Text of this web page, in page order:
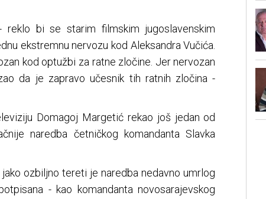
bi se starim filmskim jugoslavenskim
ekstremnu nervozu kod Aleksandra Vučića.
kod optužbi za ratne zločine. Jer nervozan
da je zapravo učesnik tih ratnih zločina -
Domagoj Margetić rekao još jedan od
naredba četničkog komandanta Slavka
ozbiljno tereti je naredba nedavno umrlog
- kao komandanta novosarajevskog